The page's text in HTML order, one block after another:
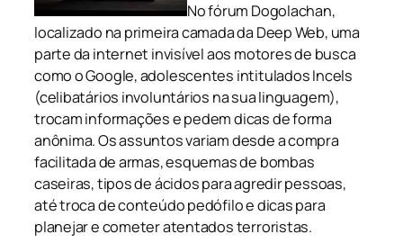
No fórum Dogolachan,
localizado na primeira camada da Deep Web, uma
parte da internet invisível aos motores de busca
como o Google, adolescentes intitulados Incels
(celibatários involuntários na sua linguagem),
trocam informações e pedem dicas de forma
anônima. Os assuntos variam desde a compra
facilitada de armas, esquemas de bombas
caseiras, tipos de ácidos para agredir pessoas,
até troca de conteúdo pedófilo e dicas para
planejar e cometer atentados terroristas.